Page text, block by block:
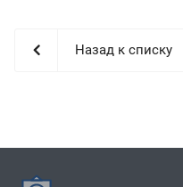
Назад к списку